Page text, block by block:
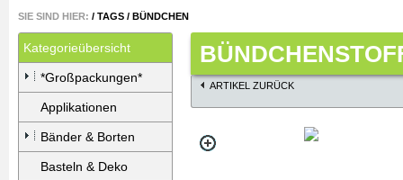
SIE SIND HIER: / TAGS / BÜNDCHEN
Kategorieübersicht
*Großpackungen*
Applikationen
Bänder & Borten
Basteln & Deko
ARTIKEL ZURÜCK